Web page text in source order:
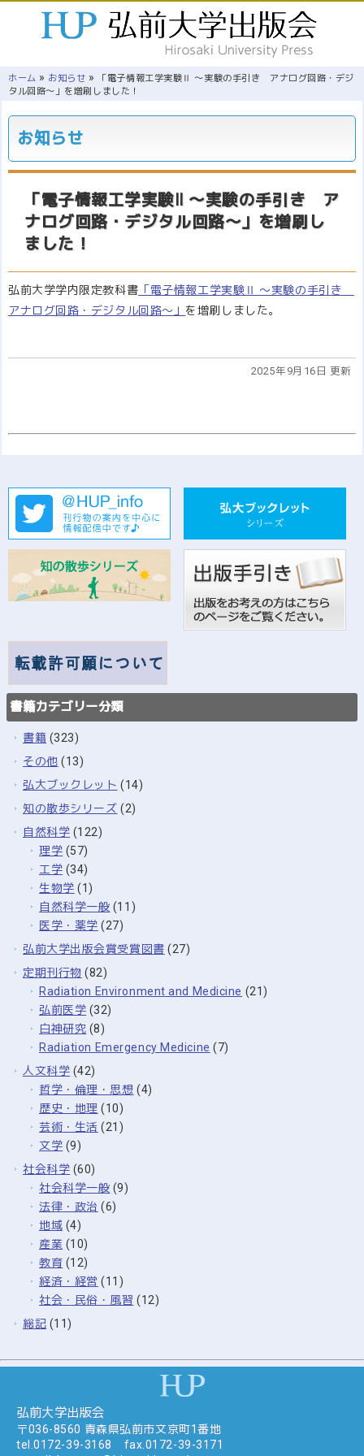
ホーム » お知らせ »
「電子情報工学実験Ⅱ ～実験の手引き アナログ回路・デジ
タル回路～」を増刷しました！
お知らせ
「電子情報工学実験Ⅱ ～実験の手引き ア
ナログ回路・デジタル回路～」を増刷し
ました！
弘前大学学内限定教科書 「電子情報工学実験Ⅱ ～実験の手引き
アナログ回路・デジタル回路～」 を増刷しました。
2025年9月16日 更新
書籍カテゴリー分類
書籍 (323)
その他 (13)
弘大ブックレット (14)
知の散歩シリーズ (2)
自然科学 (122)
理学 (57)
工学 (34)
生物学 (1)
自然科学一般 (11)
医学・薬学 (27)
弘前大学出版会賞受賞図書 (27)
定期刊行物 (82)
Radiation Environment and Medicine (21)
弘前医学 (32)
白神研究 (8)
Radiation Emergency Medicine (7)
人文科学 (42)
哲学・倫理・思想 (4)
歴史・地理 (10)
芸術・生活 (21)
文学 (9)
社会科学 (60)
社会科学一般 (9)
法律・政治 (6)
地域 (4)
産業 (10)
教育 (12)
経済・経営 (11)
社会・民俗・風習 (12)
総記 (11)
弘前大学出版会
〒036-8560 青森県弘前市文京町1番地
tel.0172-39-3168
fax.0172-39-3171